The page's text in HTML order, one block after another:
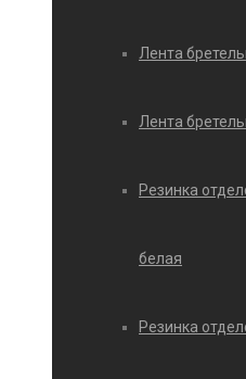
Лента
Лента
Резинка
белая
Резинка